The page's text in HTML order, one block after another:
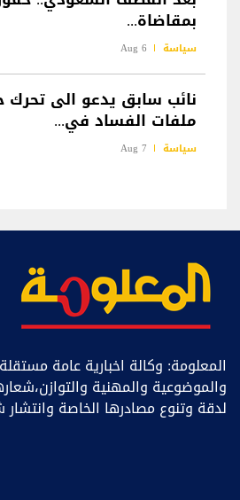
بمقاضاة...
سياسة 6 Aug
نائب سابق يدعو الى
ملفات الفساد في...
سياسة 7 Aug
المعلومة: وكالة اخبارية عامة
والموضوعية والمهنية
لدقة وتنوع مصادرها الخاصة